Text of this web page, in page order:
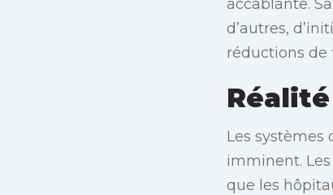
accablante.
d’autres,
réductions de
Les systèmes
imminent.
que les